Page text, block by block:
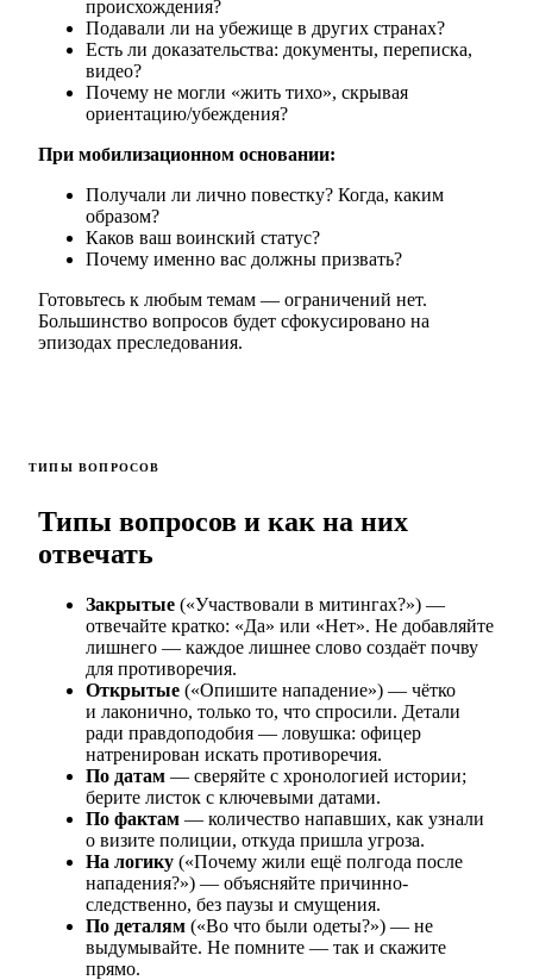
происхождения?
Подавали ли на убежище в других странах?
Есть ли доказательства: документы, переписка,
видео?
Почему не могли «жить тихо», скрывая
ориентацию/убеждения?
При мобилизационном основании:
Получали ли лично повестку? Когда, каким
образом?
Каков ваш воинский статус?
Почему именно вас должны призвать?
Готовьтесь к любым темам — ограничений нет.
Большинство вопросов будет сфокусировано на
эпизодах преследования.
ТИПЫ ВОПРОСОВ
Типы вопросов и как на них
отвечать
Закрытые («Участвовали в митингах?») —
отвечайте кратко: «Да» или «Нет». Не добавляйте
лишнего — каждое лишнее слово создаёт почву
для противоречия.
Открытые («Опишите нападение») — чётко
и лаконично, только то, что спросили. Детали
ради правдоподобия — ловушка: офицер
натренирован искать противоречия.
По датам — сверяйте с хронологией истории;
берите листок с ключевыми датами.
По фактам — количество напавших, как узнали
о визите полиции, откуда пришла угроза.
На логику («Почему жили ещё полгода после
нападения?») — объясняйте причинно-
следственно, без паузы и смущения.
По деталям («Во что были одеты?») — не
выдумывайте. Не помните — так и скажите
прямо.